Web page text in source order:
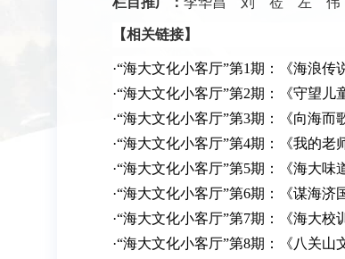
【相关链接】
·“海大文化小客厅”第1期：《海浪传
·“海大文化小客厅”第2期：《守望儿
·“海大文化小客厅”第3期：《向海而
·“海大文化小客厅”第4期：《我的老
·“海大文化小客厅”第5期：《海大味
·“海大文化小客厅”第6期：《谋海济
·“海大文化小客厅”第7期：《海大校
·“海大文化小客厅”第8期：《八关山